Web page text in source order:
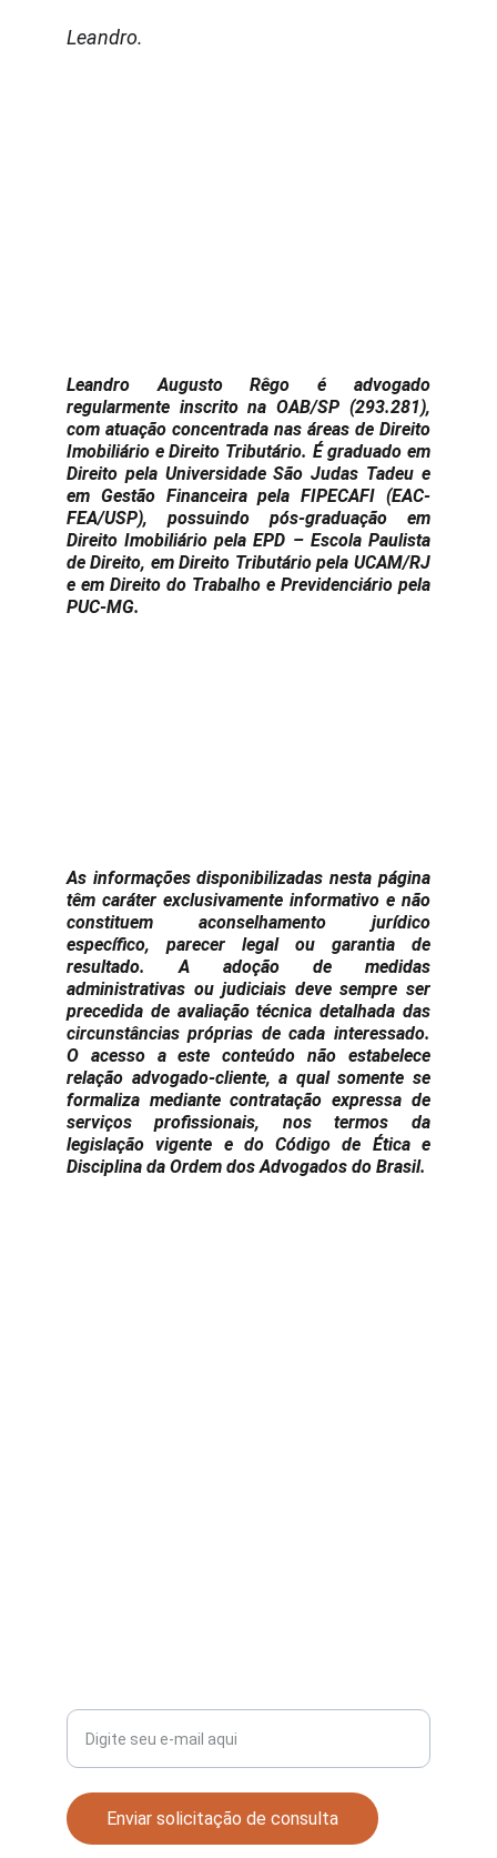
Leandro.
Leandro Augusto Rêgo é advogado
regularmente inscrito na OAB/SP (293.281),
com atuação concentrada nas áreas de Direito
Imobiliário e Direito Tributário. É graduado em
Direito pela Universidade São Judas Tadeu e
em Gestão Financeira pela FIPECAFI (EAC-
FEA/USP), possuindo pós-graduação em
Direito Imobiliário pela EPD – Escola Paulista
de Direito, em Direito Tributário pela UCAM/RJ
e em Direito do Trabalho e Previdenciário pela
PUC-MG.
As informações disponibilizadas nesta página
têm caráter exclusivamente informativo e não
constituem aconselhamento jurídico
específico, parecer legal ou garantia de
resultado. A adoção de medidas
administrativas ou judiciais deve sempre ser
precedida de avaliação técnica detalhada das
circunstâncias próprias de cada interessado.
O acesso a este conteúdo não estabelece
relação advogado-cliente, a qual somente se
formaliza mediante contratação expressa de
serviços profissionais, nos termos da
legislação vigente e do Código de Ética e
Disciplina da Ordem dos Advogados do Brasil.
Enviar solicitação de consulta